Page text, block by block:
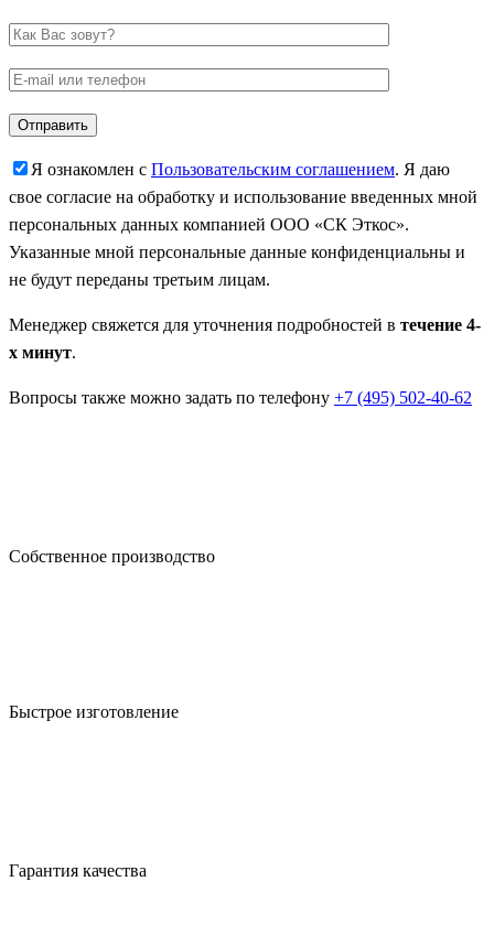
Я ознакомлен с Пользовательским соглашением. Я даю
свое согласие на обработку и использование введенных мной
персональных данных компанией ООО «СК Эткос».
Указанные мной персональные данные конфиденциальны и
не будут переданы третьим лицам.
Менеджер свяжется для уточнения подробностей в течение 4-
х минут.
Вопросы также можно задать по телефону +7 (495) 502-40-62
Собственное производство
Быстрое изготовление
Гарантия качества